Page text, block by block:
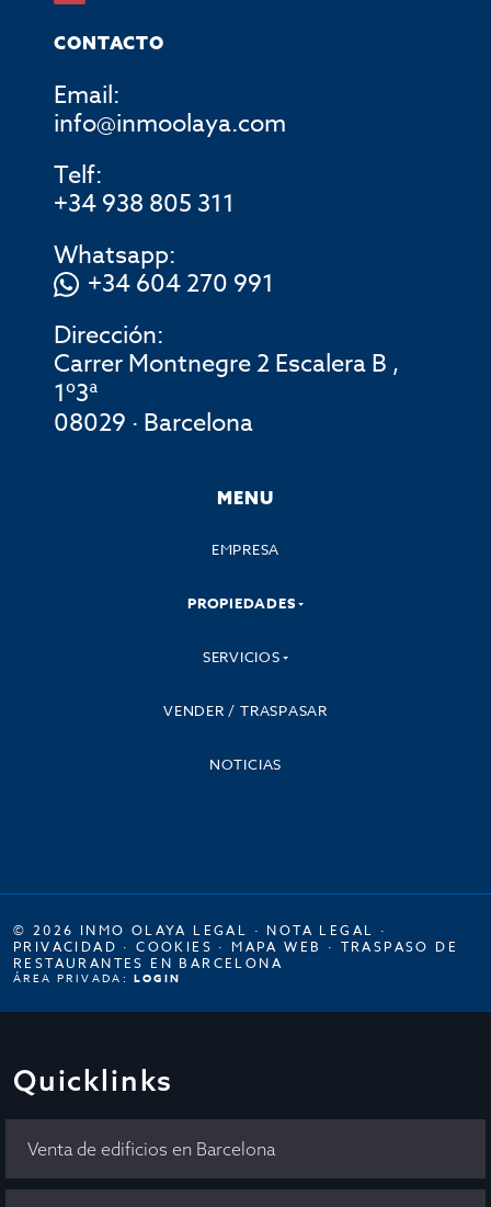
CONTACTO
Email:
info@inmoolaya.com
Telf:
+34 938 805 311
Whatsapp:
+34 604 270 991
Dirección:
Carrer Montnegre 2 Escalera B ,
1º3ª
08029 · Barcelona
MENU
EMPRESA
PROPIEDADES
SERVICIOS
VENDER / TRASPASAR
NOTICIAS
© 2026 INMO OLAYA LEGAL · NOTA LEGAL ·
PRIVACIDAD ·COOKIES · MAPA WEB · TRASPASO DE
RESTAURANTES EN BARCELONA
ÁREA PRIVADA: LOGIN
Quicklinks
Venta de edificios en Barcelona